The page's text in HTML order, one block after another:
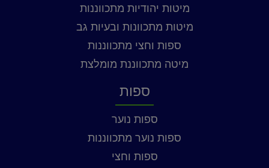
מיטות יהודיות מתכווננות
מיטות מתכוונות ובעיות גב
ספות וחצי מתכווננות
מיטה מתכווננת מומלצת
ספות
ספות נוער
ספות נוער מתכווננות
ספות וחצי